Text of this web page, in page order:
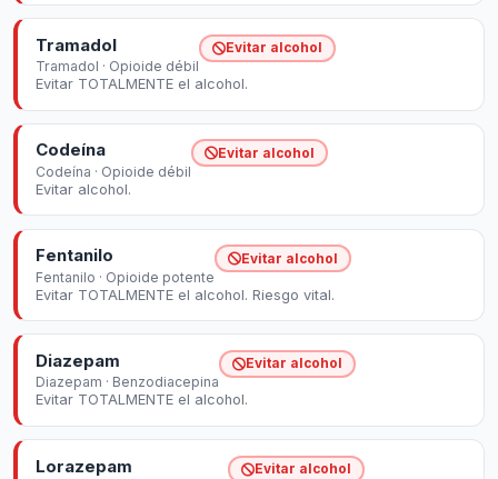
Tramadol
Tramadol · Opioide débil
Evitar alcohol
Evitar TOTALMENTE el alcohol.
Codeína
Codeína · Opioide débil
Evitar alcohol
Evitar alcohol.
Fentanilo
Fentanilo · Opioide potente
Evitar alcohol
Evitar TOTALMENTE el alcohol. Riesgo vital.
Diazepam
Diazepam · Benzodiacepina
Evitar alcohol
Evitar TOTALMENTE el alcohol.
Lorazepam Evitar alcohol